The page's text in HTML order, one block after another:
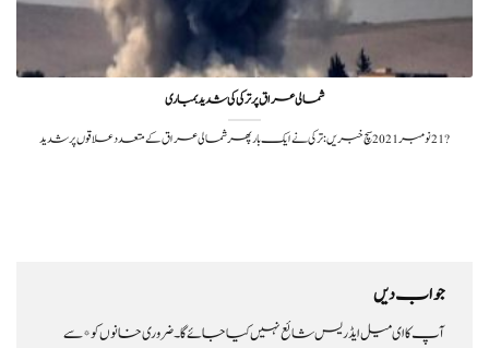
شمالی عراق پر ترکی کی شدید بمباری
?️ 21 نومبر 2021سچ خبریں:ترکی نے ایک بار پھر شمالی عراق کےمتعدد علاقوں پر شدید
جواب دیں
آپ کا ای میل ایڈریس شائع نہیں کیا جائے گا۔ضروری خانوں کو*سے